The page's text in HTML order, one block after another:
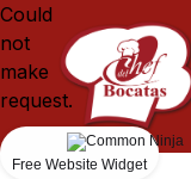
Could
not
make
request.
Free Website Widget